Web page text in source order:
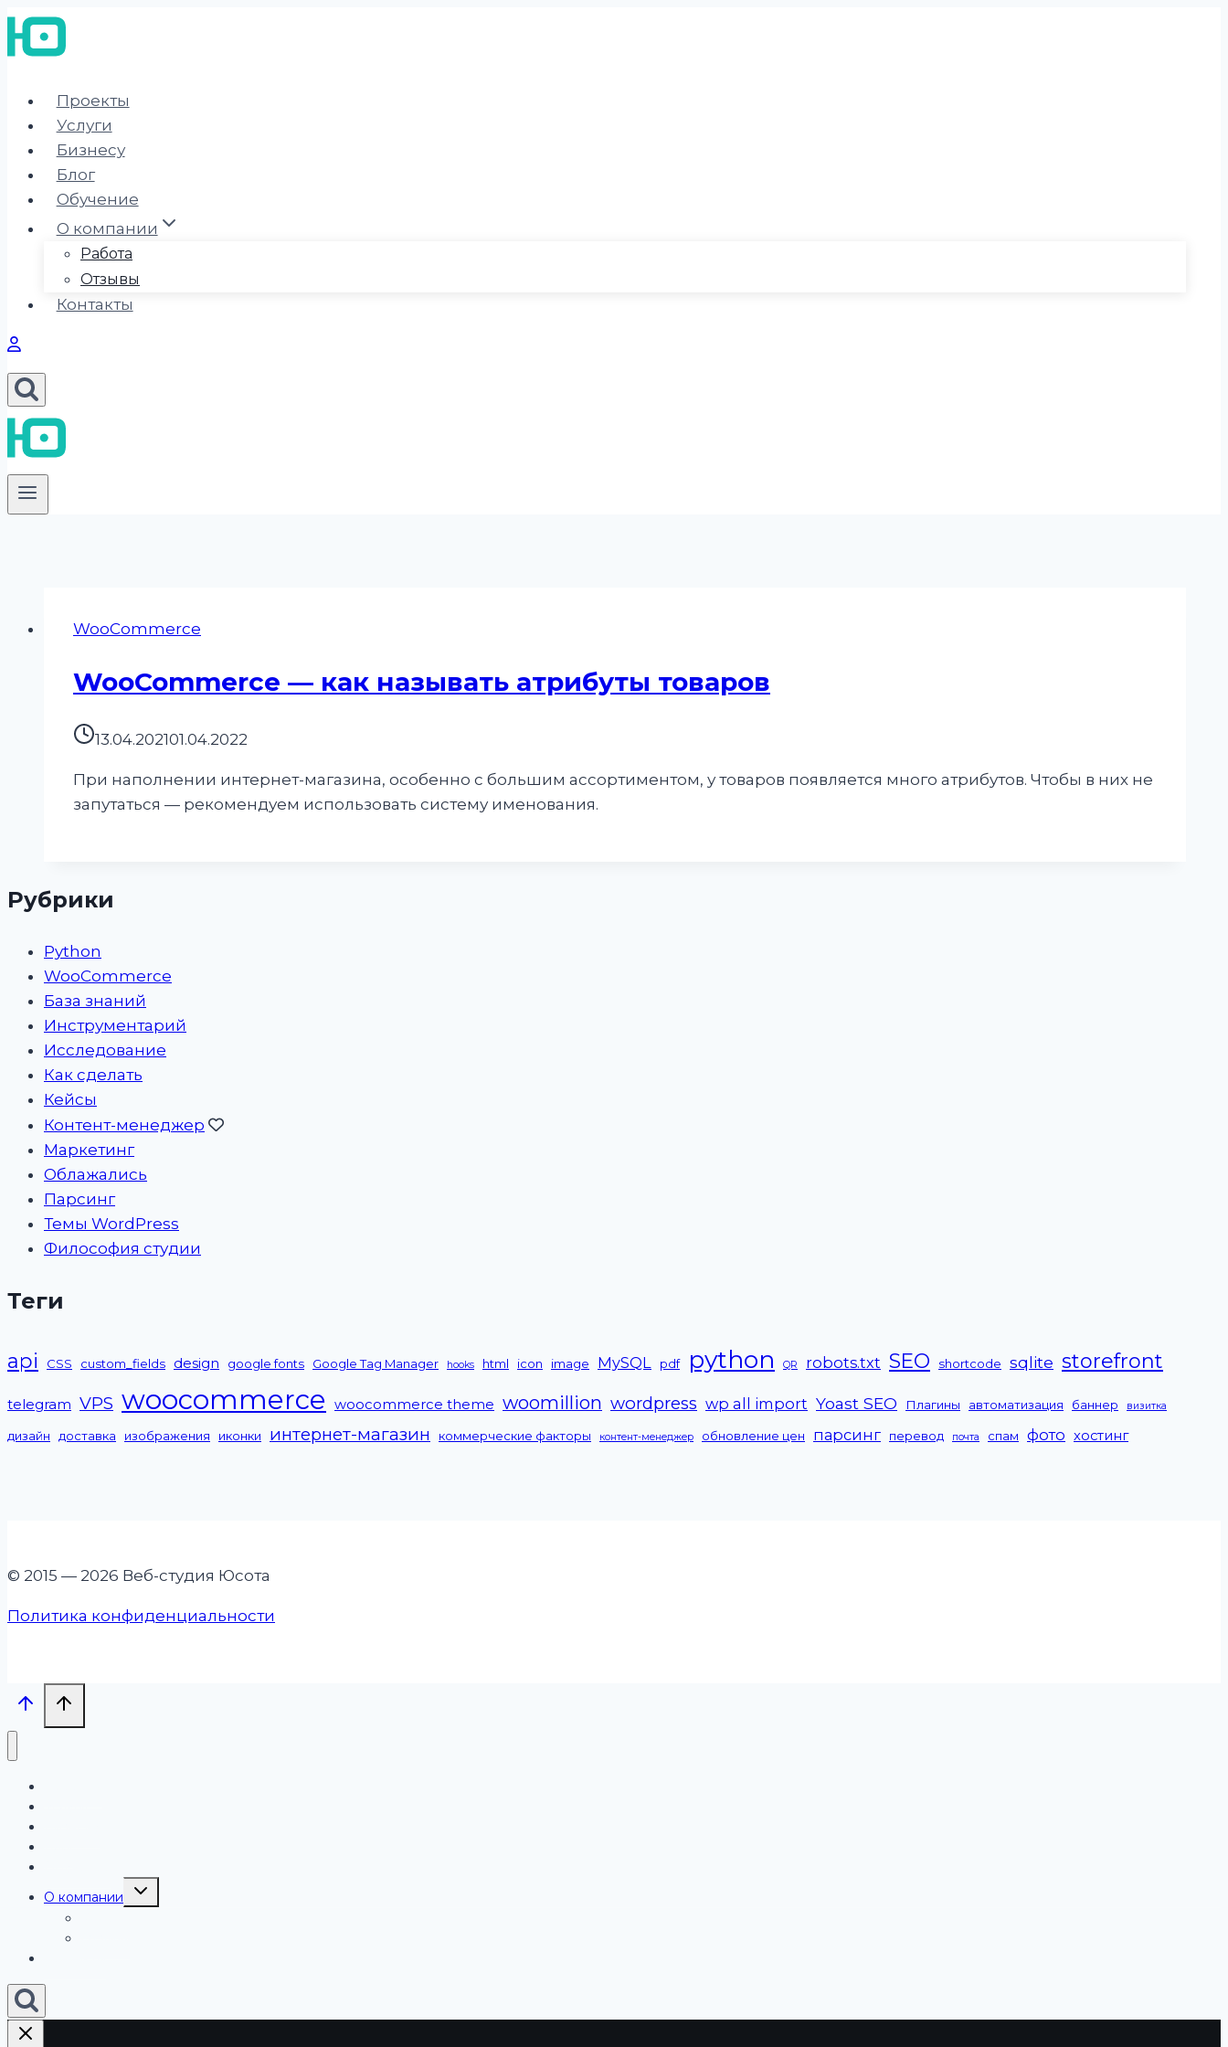
Перейти
к
Проекты
Услуги
Бизнесу
Блог
Обучение
О компании
Работа
Отзывы
Контакты
WooCommerce
WooCommerce — как называть атрибуты товаров
13.04.202101.04.2022
При наполнении интернет-магазина, особенно с большим ассортиментом, у товаров появляется много атрибутов. Чтобы в них не
запутаться — рекомендуем использовать систему именования.
Рубрики
Python
WooCommerce
База знаний
Инструментарий
Исследование
Как сделать
Кейсы
Контент-менеджер
Маркетинг
Облажались
Парсинг
Темы WordPress
Философия студии
Теги
api CSS custom_fields design google fonts Google Tag Manager hooks html icon image MySQL pdf python QR robots.txt SEO shortcode sqlite storefront
telegram VPS woocommerce woocommerce theme woomillion wordpress wp all import Yoast SEO Плагины автоматизация баннер визитка
дизайн доставка изображения иконки интернет-магазин коммерческие факторы контент-менеджер обновление цен парсинг перевод почта спам фото хостинг
© 2015 — 2026 Веб-студия Юсота
Политика конфиденциальности
О компании
Переключить